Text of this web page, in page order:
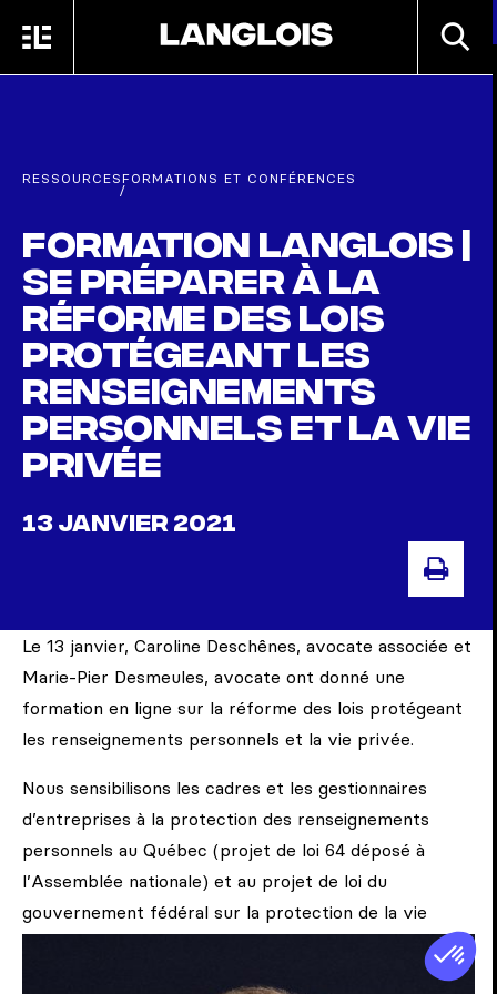
MENU
RESSOURCES
/
FORMATIONS ET CONFÉRENCES
Formation Langlois |
Se préparer à la
réforme des lois
protégeant les
renseignements
personnels et la vie
privée
13 JANVIER 2021
Le 13 janvier, Caroline Deschênes, avocate associée et
Marie-Pier Desmeules, avocate ont donné une
formation en ligne sur la réforme des lois protégeant
les renseignements personnels et la vie privée.
Nous sensibilisons les cadres et les gestionnaires
d’entreprises à la protection des renseignements
personnels au Québec (projet de loi 64 déposé à
l’Assemblée nationale) et au projet de loi du
gouvernement fédéral sur la protection de la vie
privée des consommateurs (C-11). Toute entreprise